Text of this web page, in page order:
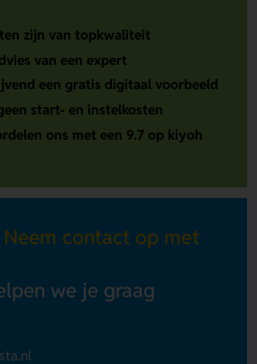
zijn van topkwaliteit
van een expert
een gratis digitaal voorbeeld
start- en instelkosten
ons met een 9.7 op kiyoh
contact op met
we je graag